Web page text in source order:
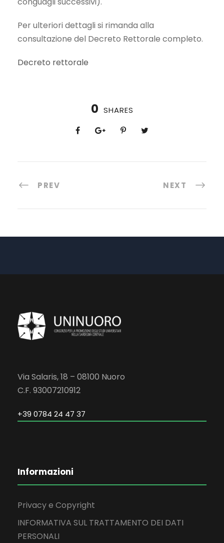
Per ulteriori dettagli si rimanda alla
consultazione del Decreto Rettorale completo.
Decreto rettorale
0 SHARES
PREV NEXT
Via Salaris, 18 – 08100 Nuoro
C.F. 93007210912
+39 0784 24 47 37
Informazioni
Privacy e Copyright
INFORMATIVA SUL TRATTAMENTO DEI DATI
PERSONALI